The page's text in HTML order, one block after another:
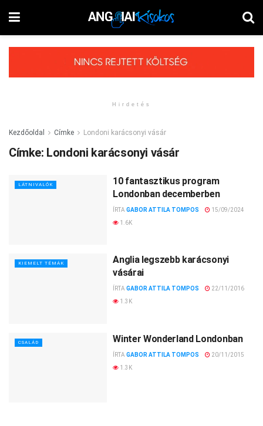
Hirdetés
Kezdőoldal Címke Londoni karácsonyi vásár
Címke: Londoni karácsonyi vásár
LÁTNIVALÓK
10 fantasztikus program
Londonban decemberben
ÍRTA GABOR ATTILA TOMPOS
15/09/2024
1.6K
KIEMELT TÉMÁK
Anglia legszebb karácsonyi
vásárai
ÍRTA GABOR ATTILA TOMPOS
22/11/2016
1.3K
CSALÁD Winter Wonderland Londonban
ÍRTA GABOR ATTILA TOMPOS
20/11/2015
1.3K